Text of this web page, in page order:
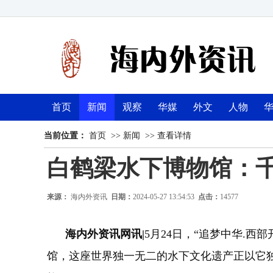
首页 新闻 观察 华媒 外文 人物
当前位置： 首页 >> 新闻 >> 查看详情
白鹤梁水下博物馆：
来源： 海内外资讯 日期： 2024-05-27 13:54:53 点击： 14577
海内外资讯网讯|5月24日，“追梦中华.西
馆，这座世界独一无二的水下文化遗产正以